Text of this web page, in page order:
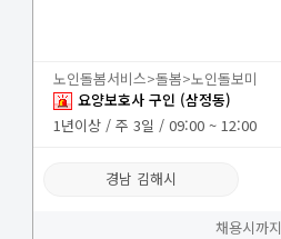
노인돌봄서비스>돌봄>노인돌보미
요양보호사 구인 (삼정동)
1년이상 / 주 3일 / 09:00 ~ 12:00
경남 김해시
채용시까지